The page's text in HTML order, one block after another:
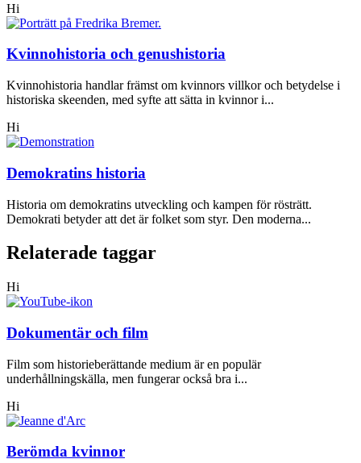
Hi
Kvinnohistoria och genushistoria
Kvinnohistoria handlar främst om kvinnors villkor och betydelse i
historiska skeenden, med syfte att sätta in kvinnor i...
Hi
Demokratins historia
Historia om demokratins utveckling och kampen för rösträtt.
Demokrati betyder att det är folket som styr. Den moderna...
Relaterade taggar
Hi
Dokumentär och film
Film som historieberättande medium är en populär
underhållningskälla, men fungerar också bra i...
Hi
Berömda kvinnor